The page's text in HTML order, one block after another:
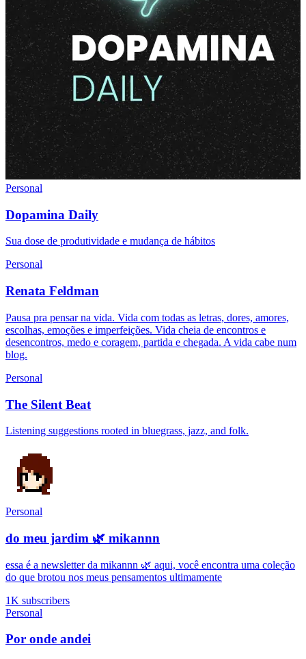
Personal
Dopamina Daily
Sua dose de produtividade e mudança de hábitos
Personal
Renata Feldman
Pausa pra pensar na vida. Vida com todas as letras, dores, amores,
escolhas, emoções e imperfeições. Vida cheia de encontros e
desencontros, medo e coragem, partida e chegada. A vida cabe num
blog.
Personal
The Silent Beat
Listening suggestions rooted in bluegrass, jazz, and folk.
Personal
do meu jardim 🌿 mikannn
essa é a newsletter da mikannn 🌿 aqui, você encontra uma coleção
do que brotou nos meus pensamentos ultimamente
1K subscribers
Personal
Por onde andei